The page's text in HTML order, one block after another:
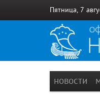
Пятница, 7
новости